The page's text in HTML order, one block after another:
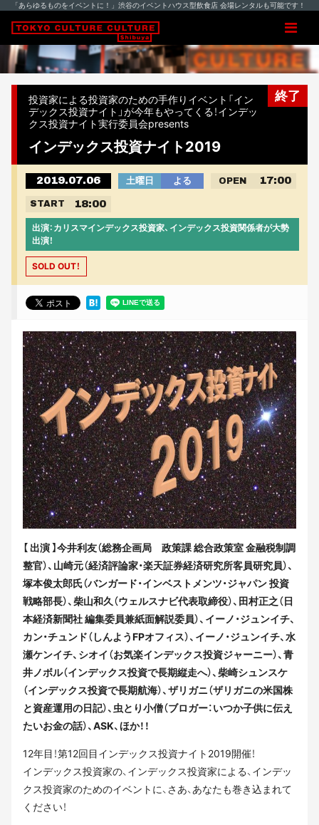
「あらゆるものをイベントに！」渋谷のイベントハウス型飲食店 会場レンタルも可能です！
終了
投資家による投資家のための手作りイベント「イン
デックス投資ナイト」が今年もやってくる！インデッ
クス投資ナイト実行委員会presents
インデックス投資ナイト2019
2019.07.06 土曜日 よる OPEN 17:00
START 18:00
出演：カリスマインデックス投資家、インデックス投資関係者が大勢
出演！
SOLD OUT！
【 出演 】今井利友（総務企画局 政策課 総合政策室 金融税制調
整官）、山崎元（経済評論家・楽天証券経済研究所客員研究員）、
塚本俊太郎氏（バンガード・インベストメンツ・ジャパン 投資
戦略部長）、柴山和久（ウェルスナビ代表取締役）、田村正之（日
本経済新聞社 編集委員兼紙面解説委員）、イーノ・ジュンイチ、
カン・チュンド（しんようFPオフィス）、イーノ・ジュンイチ、水
瀬ケンイチ、シオイ（お気楽インデックス投資ジャーニー）、青
井ノボル（インデックス投資で長期縦走へ）、柴崎シュンスケ
（インデックス投資で長期航海）、ザリガニ（ザリガニの米国株
と資産運用の日記）、虫とり小僧（ブロガー：いつか子供に伝え
たいお金の話）、ASK、ほか！！
12年目！第12回目インデックス投資ナイト2019開催！
インデックス投資家の、インデックス投資家による、インデッ
クス投資家のためのイベントに、さあ、あなたも巻き込まれて
ください！